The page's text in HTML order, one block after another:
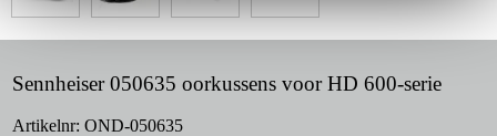
Sennheiser 050635 oorkussens voor HD 600-serie
Artikelnr: OND-050635